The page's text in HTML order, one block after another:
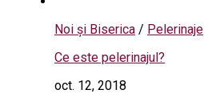
Noi și Biserica / Pelerinaje
Ce este pelerinajul?
oct. 12, 2018